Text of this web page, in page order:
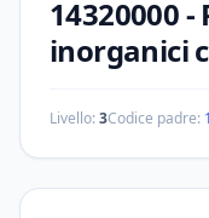
14320000-
inorganici
Livello:3Codice padre: